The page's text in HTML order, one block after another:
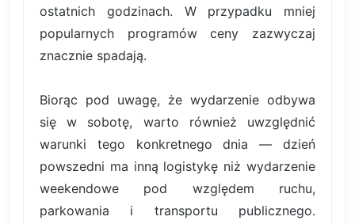
ostatnich godzinach. W przypadku mniej
popularnych programów ceny zazwyczaj
znacznie spadają.
Biorąc pod uwagę, że wydarzenie odbywa
się w sobotę, warto również uwzględnić
warunki tego konkretnego dnia — dzień
powszedni ma inną logistykę niż wydarzenie
weekendowe pod względem ruchu,
parkowania i transportu publicznego.